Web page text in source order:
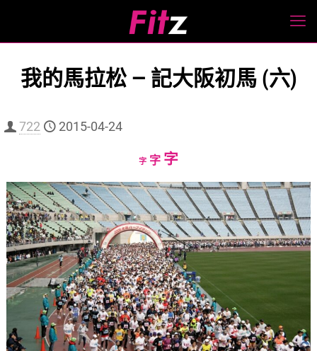
我的馬拉松 — 記大阪初馬 (六)
722 2015-04-24
字Decrease
size.
字Reset
size.
字Increase
size.